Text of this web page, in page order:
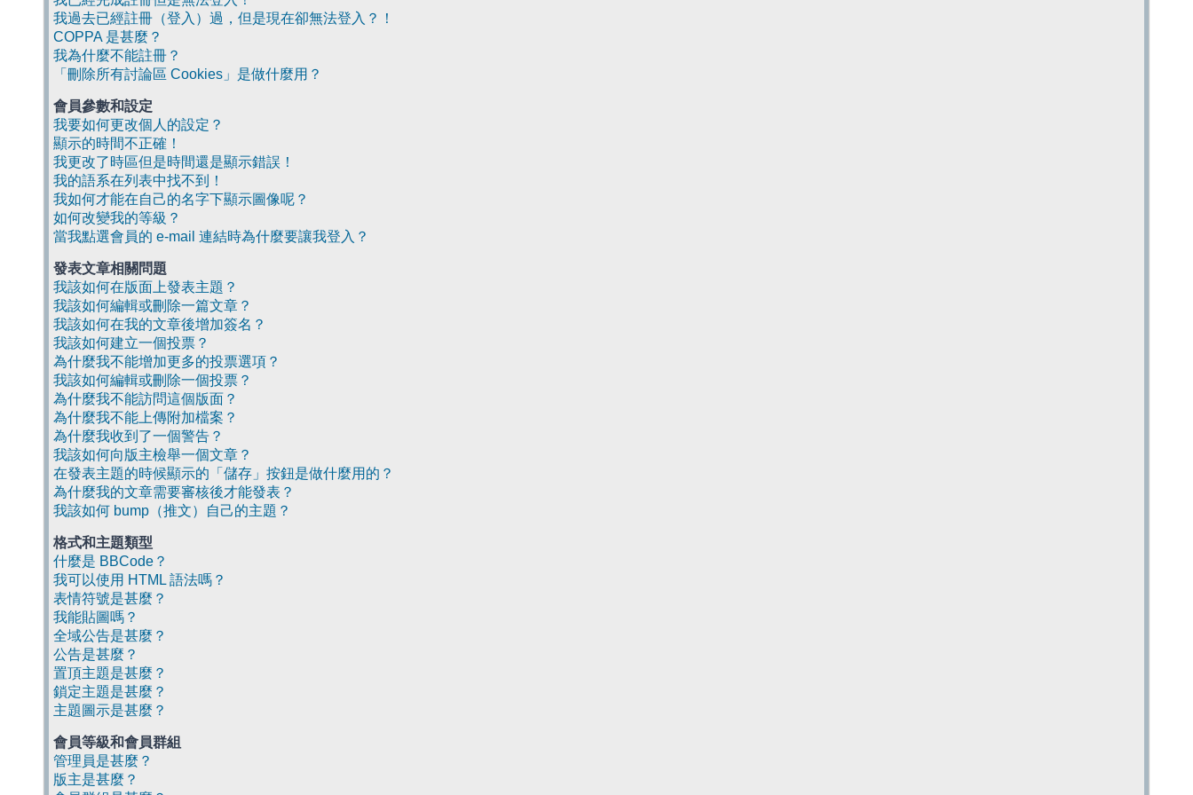
我過去已經註冊（登入）過，但是現在卻無法登入？！
COPPA 是甚麼？
我為什麼不能註冊？
「刪除所有討論區 Cookies」是做什麼用？
會員參數和設定
我要如何更改個人的設定？
顯示的時間不正確！
我更改了時區但是時間還是顯示錯誤！
我的語系在列表中找不到！
我如何才能在自己的名字下顯示圖像呢？
如何改變我的等級？
當我點選會員的 e-mail 連結時為什麼要讓我登入？
發表文章相關問題
我該如何在版面上發表主題？
我該如何編輯或刪除一篇文章？
我該如何在我的文章後增加簽名？
我該如何建立一個投票？
為什麼我不能增加更多的投票選項？
我該如何編輯或刪除一個投票？
為什麼我不能訪問這個版面？
為什麼我不能上傳附加檔案？
為什麼我收到了一個警告？
我該如何向版主檢舉一個文章？
在發表主題的時候顯示的「儲存」按鈕是做什麼用的？
為什麼我的文章需要審核後才能發表？
我該如何 bump（推文）自己的主題？
格式和主題類型
什麼是 BBCode？
我可以使用 HTML 語法嗎？
表情符號是甚麼？
我能貼圖嗎？
全域公告是甚麼？
公告是甚麼？
置頂主題是甚麼？
鎖定主題是甚麼？
主題圖示是甚麼？
會員等級和會員群組
管理員是甚麼？
版主是甚麼？